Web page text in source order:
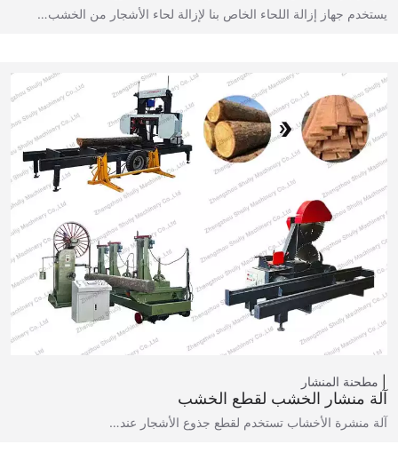
يستخدم جهاز إزالة اللحاء الخاص بنا لإزالة لحاء الأشجار من الخشب…
مطحنة المنشار
آلة منشار الخشب لقطع الخشب
آلة منشرة الأخشاب تستخدم لقطع جذوع الأشجار عند…